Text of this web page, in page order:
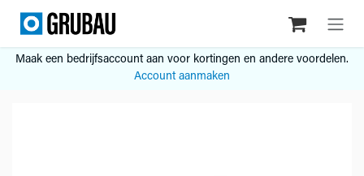
Overslaan naar inhoud
Maak een bedrijfsaccount aan voor kortingen en andere voordelen.
Account aanmaken